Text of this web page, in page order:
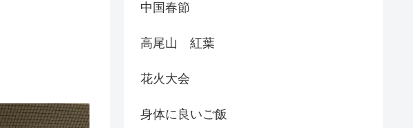
中国春節
高尾山 紅葉
花火大会
身体に良いご飯